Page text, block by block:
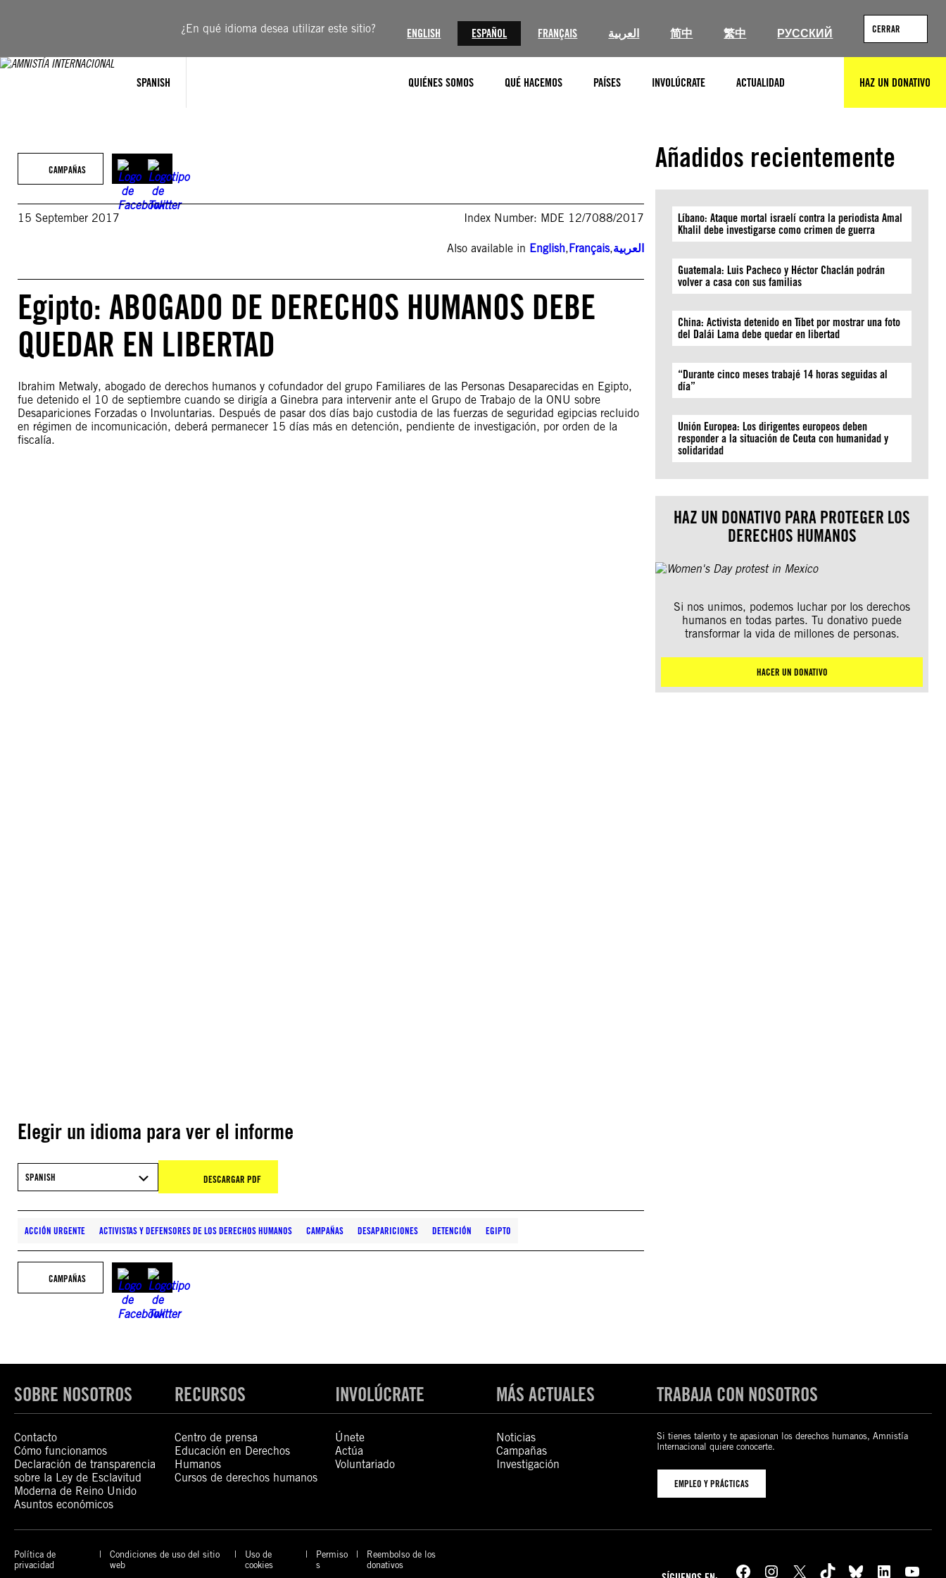
¿En qué idioma desea utilizar este sitio? ENGLISH ESPAÑOL FRANÇAIS العربية 简中 繁中 РУССКИЙ CERRAR
SPANISH QUIÉNES SOMOS QUÉ HACEMOS PAÍSES INVOLÚCRATE ACTUALIDAD HAZ UN DONATIVO
CAMPAÑAS
15 September 2017 Index Number: MDE 12/7088/2017
Also available in English,Français,العربية
Egipto: ABOGADO DE DERECHOS HUMANOS DEBE
QUEDAR EN LIBERTAD
Ibrahim Metwaly, abogado de derechos humanos y cofundador del grupo Familiares de las Personas Desaparecidas en Egipto,
fue detenido el 10 de septiembre cuando se dirigía a Ginebra para intervenir ante el Grupo de Trabajo de la ONU sobre
Desapariciones Forzadas o Involuntarias. Después de pasar dos días bajo custodia de las fuerzas de seguridad egipcias recluido
en régimen de incomunicación, deberá permanecer 15 días más en detención, pendiente de investigación, por orden de la
fiscalía.
Elegir un idioma para ver el informe
SPANISH DESCARGAR PDF
ACCIÓN URGENTE ACTIVISTAS Y DEFENSORES DE LOS DERECHOS HUMANOS CAMPAÑAS DESAPARICIONES DETENCIÓN EGIPTO
CAMPAÑAS
Añadidos recientemente
Líbano: Ataque mortal israelí contra la periodista Amal
Khalil debe investigarse como crimen de guerra
Guatemala: Luis Pacheco y Héctor Chaclán podrán
volver a casa con sus familias
China: Activista detenido en Tíbet por mostrar una foto
del Dalái Lama debe quedar en libertad
“Durante cinco meses trabajé 14 horas seguidas al
día”
Unión Europea: Los dirigentes europeos deben
responder a la situación de Ceuta con humanidad y
solidaridad
HAZ UN DONATIVO PARA PROTEGER LOS
DERECHOS HUMANOS
Si nos unimos, podemos luchar por los derechos
humanos en todas partes. Tu donativo puede
transformar la vida de millones de personas.
HACER UN DONATIVO
SOBRE NOSOTROS
Contacto
Cómo funcionamos
Declaración de transparencia
sobre la Ley de Esclavitud
Moderna de Reino Unido
Asuntos económicos
RECURSOS
Centro de prensa
Educación en Derechos
Humanos
Cursos de derechos humanos
INVOLÚCRATE
Únete
Actúa
Voluntariado
MÁS ACTUALES
Noticias
Campañas
Investigación
TRABAJA CON NOSOTROS
Si tienes talento y te apasionan los derechos humanos, Amnistía
Internacional quiere conocerte.
EMPLEO Y PRÁCTICAS
Política de
privacidad
Condiciones de uso del sitio
web
Uso de
cookies
Permiso
s
Reembolso de los
donativos
Facebook Instagram X TikTok Bluesky LinkedIn YouTube